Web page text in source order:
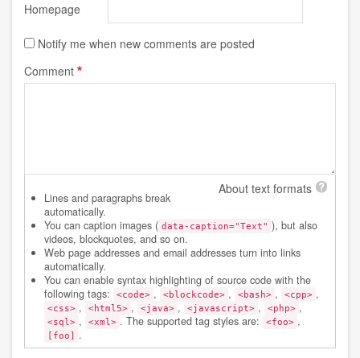
Homepage
Notify me when new comments are posted
Comment
About text formats
Lines and paragraphs break
automatically.
You can caption images ( data-caption="Text" ), but also
videos, blockquotes, and so on.
Web page addresses and email addresses turn into links
automatically.
You can enable syntax highlighting of source code with the
following tags:
<code> , <blockcode> , <bash> , <cpp> ,
<css> , <html5> , <java> , <javascript> , <php> ,
<sql> , <xml> . The supported tag styles are: <foo> ,
[foo] .